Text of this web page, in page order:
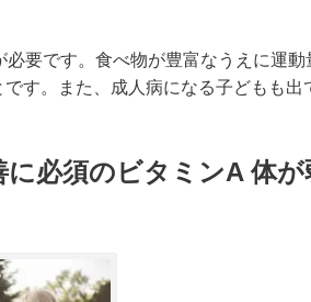
要です。食べ物が豊富なうえに運
す。また、成人病になる子どもも出
に必須のビタミンA 体